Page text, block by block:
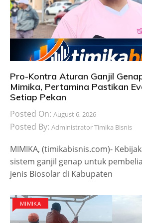
Pro-Kontra Aturan Ganjil
Mimika, Pertamina Pastikan
Setiap Pekan
Posted On: August 6, 2026
Posted By: Administrator Timika Bisnis
MIMIKA, (timikabisnis.com)-
sistem ganjil genap untuk
jenis Biosolar di Kabupaten
MIMIKA